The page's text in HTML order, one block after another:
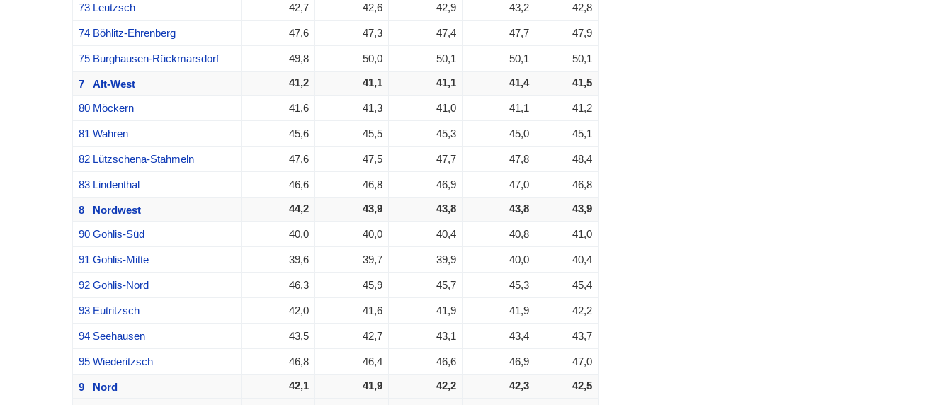
73 Leutzsch 42,7 42,6 42,9 43,2 42,8
74 Böhlitz-Ehrenberg 47,6 47,3 47,4 47,7 47,9
75 Burghausen-Rückmarsdorf 49,8 50,0 50,1 50,1 50,1
7 Alt-West 41,2 41,1 41,1 41,4 41,5
80 Möckern 41,6 41,3 41,0 41,1 41,2
81 Wahren 45,6 45,5 45,3 45,0 45,1
82 Lützschena-Stahmeln 47,6 47,5 47,7 47,8 48,4
83 Lindenthal 46,6 46,8 46,9 47,0 46,8
8 Nordwest 44,2 43,9 43,8 43,8 43,9
90 Gohlis-Süd 40,0 40,0 40,4 40,8 41,0
91 Gohlis-Mitte 39,6 39,7 39,9 40,0 40,4
92 Gohlis-Nord 46,3 45,9 45,7 45,3 45,4
93 Eutritzsch 42,0 41,6 41,9 41,9 42,2
94 Seehausen 43,5 42,7 43,1 43,4 43,7
95 Wiederitzsch 46,8 46,4 46,6 46,9 47,0
9 Nord 42,1 41,9 42,2 42,3 42,5